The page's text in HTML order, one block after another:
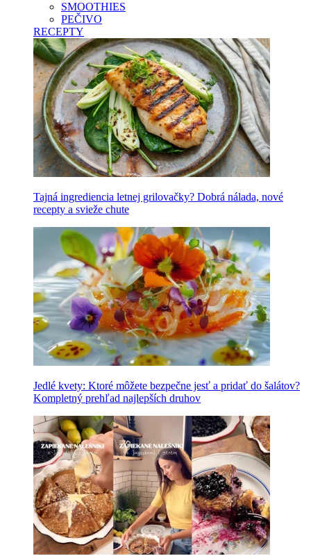
SMOOTHIES
PEČIVO
RECEPTY
Tajná ingrediencia letnej grilovačky? Dobrá nálada, nové
recepty a svieže chute
Jedlé kvety: Ktoré môžete bezpečne jesť a pridať do šalátov?
Kompletný prehľad najlepších druhov